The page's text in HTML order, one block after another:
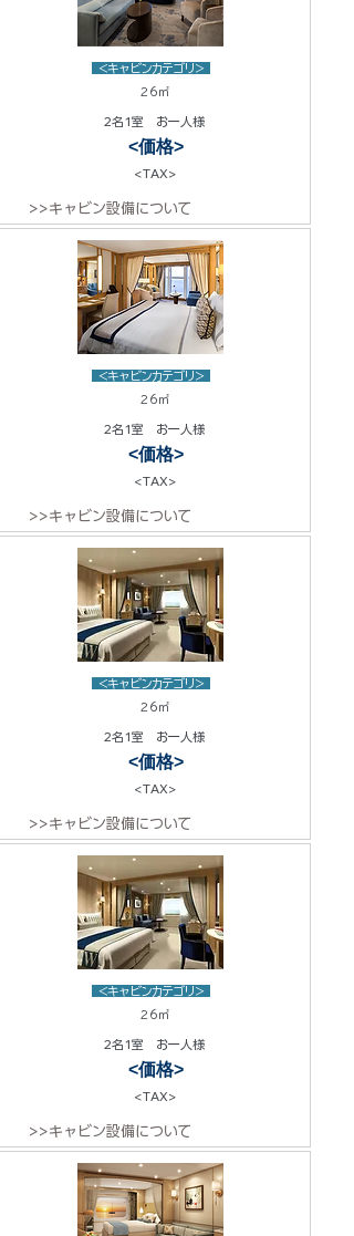
<キャビンカテゴリ>
26㎡
2名1室 お一人様
<価格>
<TAX>
>>キャビン設備について
<キャビンカテゴリ>
26㎡
2名1室 お一人様
<価格>
<TAX>
>>キャビン設備について
<キャビンカテゴリ>
26㎡
2名1室 お一人様
<価格>
<TAX>
>>キャビン設備について
<キャビンカテゴリ>
26㎡
2名1室 お一人様
<価格>
<TAX>
>>キャビン設備について